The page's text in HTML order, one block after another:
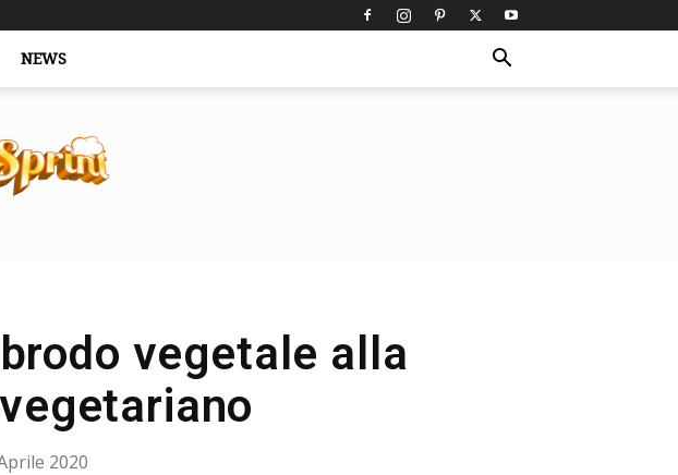
NEWS
vegetale alla
2020